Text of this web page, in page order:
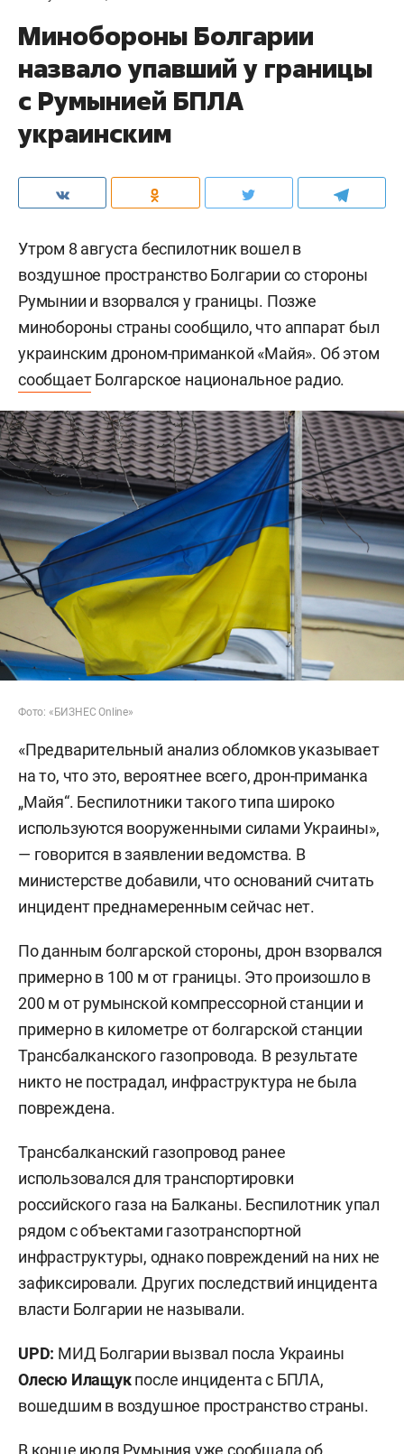
Минобороны Болгарии
назвало упавший у границы
с Румынией БПЛА
украинским
Утром 8 августа беспилотник вошел в
воздушное пространство Болгарии со стороны
Румынии и взорвался у границы. Позже
минобороны страны сообщило, что аппарат был
украинским дроном-приманкой «Майя». Об этом
сообщаетБолгарское национальное радио.
Фото: «БИЗНЕС Online»
«Предварительный анализ обломков указывает
на то, что это, вероятнее всего, дрон-приманка
„Майя“. Беспилотники такого типа широко
используются вооруженными силами Украины»,
— говорится в заявлении ведомства. В
министерстве добавили, что оснований считать
инцидент преднамеренным сейчас нет.
По данным болгарской стороны, дрон взорвался
примерно в 100 м от границы. Это произошло в
200 м от румынской компрессорной станции и
примерно в километре от болгарской станции
Трансбалканского газопровода. В результате
никто не пострадал, инфраструктура не была
повреждена.
Трансбалканский газопровод ранее
использовался для транспортировки
российского газа на Балканы. Беспилотник упал
рядом с объектами газотранспортной
инфраструктуры, однако повреждений на них не
зафиксировали. Других последствий инцидента
власти Болгарии не называли.
UPD: МИД Болгарии вызвал посла Украины
Олесю Илащукпосле инцидента с БПЛА,
вошедшим в воздушное пространство страны.
В конце июля Румыния ужесообщалаоб